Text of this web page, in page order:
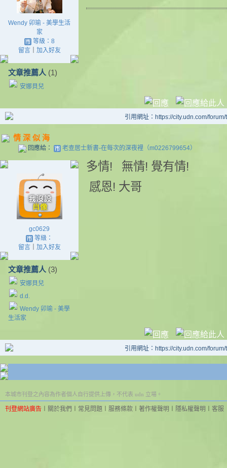
Wendy 卯瑜 - 美學生活
家
等級：8
留言｜ 加入好友
文章推薦人 (1)
安娜貝兒
引用網址：https://city.udn.com/
情 深 似 海
回應給： 老查居士新書-在每次的深夜裡（m0226799654）
gc0629
等級：
留言｜ 加入好友
文章推薦人 (3)
安娜貝兒
d.d.
Wendy 卯瑜 - 美學
生活家
多情! 無情! 覺有情!
感恩! 大哥
引用網址：https://city.udn.com/
本城市刊登之內容為作者個人自行提供上傳，不代表 udn 立場。
刊登網站廣告 關於我們 常見問題 服務條款 著作權聲明 隱私權聲明 客服